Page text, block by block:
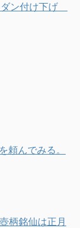
ン付け下げ
頼んでみる。
柄銘仙は正月